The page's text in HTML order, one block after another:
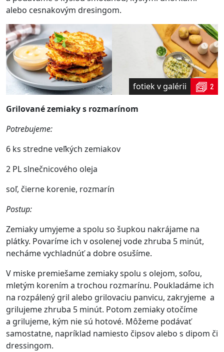
alebo cesnakovým dresingom.
fotiek v galérii 2
Grilované zemiaky s rozmarínom
Potrebujeme:
6 ks stredne veľkých zemiakov
2 PL slnečnicového oleja
soľ, čierne korenie, rozmarín
Postup:
Zemiaky umyjeme a spolu so šupkou nakrájame na
plátky. Povaríme ich v osolenej vode zhruba 5 minút,
necháme vychladnúť a dobre osušíme.
V miske premiešame zemiaky spolu s olejom, soľou,
mletým korením a trochou rozmarínu. Poukladáme ich
na rozpálený gril alebo grilovaciu panvicu, zakryjeme a
grilujeme zhruba 5 minút. Potom zemiaky otočíme
a grilujeme, kým nie sú hotové. Môžeme podávať
samostatne, napríklad namiesto čipsov alebo s dipom či
dressingom.